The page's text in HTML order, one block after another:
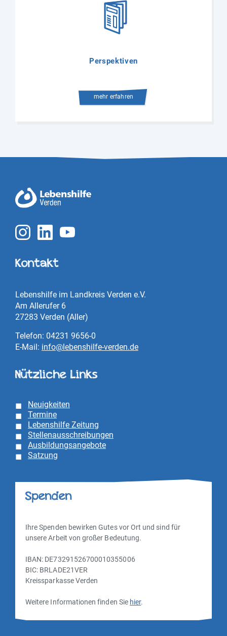
Perspektiven
mehr erfahren
Kontakt
Lebenshilfe im Landkreis Verden e.V.
Am Allerufer 6
27283 Verden (Aller)
Telefon: 04231 9656-0
E-Mail: info@lebenshilfe-verden.de
Nützliche Links
Neuigkeiten
Termine
Lebenshilfe Zeitung
Stellenausschreibungen
Ausbildungsangebote
Satzung
Spenden
Ihre Spenden bewirken Gutes vor Ort und sind für
unsere Arbeit von großer Bedeutung.
IBAN: DE73291526700010355006
BIC: BRLADE21VER
Kreissparkasse Verden
Weitere Informationen finden Sie hier.